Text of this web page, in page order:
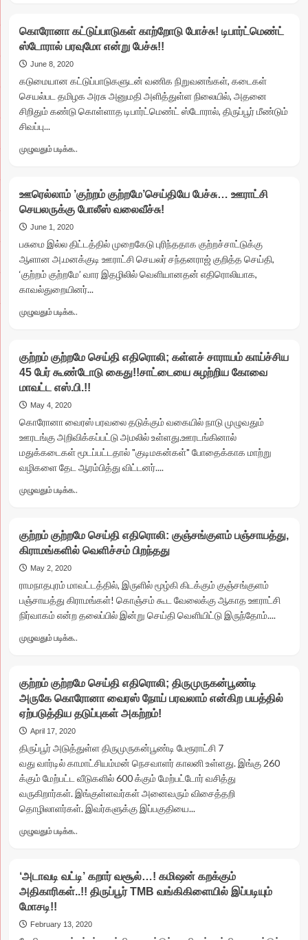
கொரொனாவை
விட
கொடிய
சாத்தான்குளத்தில்
“இரண்டு
சாத்தான்களின்
அடங்காத
உயிரை
தந்ததா
சட்டம்?
கொரோனா கட்டுப்பாடுகள் காற்றோடு போச்சு! டிபார்ட்மெண்ட்
ஸ்டோரால் பரவுமோ என்று பேச்சு!!
June 8, 2020
கடுமையான கட்டுப்பாடுகளுடன் வணிக நிறுவனங்கள், கடைகள்
செயல்பட தமிழக அரசு அனுமதி அளித்துள்ள நிலையில், அதனை
சிறிதும் கண்டு கொள்ளாத டிபார்ட்மெண்ட் ஸ்டோரால், திருப்பூர் மீண்டும்
சிவப்பு...
முழுவதும் படிக்க..
கொரோனா
கட்டுப்பாடுகள்
காற்றோடு
டிபார்ட்மெண்ட்
ஸ்டோரால்
பரவுமோ
என்று
பேச்சு!!
ஊரெல்லாம் ’குற்றம் குற்றமே’செய்தியே பேச்சு… ஊராட்சி
செயலருக்கு போலீஸ் வலைவீச்சு!
June 1, 2020
பசுமை இல்ல திட்டத்தில் முறைகேடு புரிந்ததாக குற்றச்சாட்டுக்கு
ஆளான அ.மனக்குடி ஊராட்சி செயலர் சந்தனராஜ் குறித்த செய்தி,
‘குற்றம் குற்றமே’ வார இதழிலில் வெளியானதன் எதிரொலியாக,
காவல்துறையினர்...
முழுவதும் படிக்க..
ஊரெல்லாம்
’குற்றம்
குற்றமே’செய்தியே
பேச்சு…
போலீஸ்
வலைவீச்சு!
குற்றம் குற்றமே செய்தி எதிரொலி; கள்ளச் சாராயம் காய்ச்சிய
45 பேர் கூண்டோடு கைது!!சாட்டையை சுழற்றிய கோவை
மாவட்ட எஸ்.பி.!!
May 4, 2020
கொரோனா வைரஸ் பரவலை தடுக்கும் வகையில் நாடு முழுவதும்
ஊரடங்கு அறிவிக்கப்பட்டு அமலில் உள்ளது.ஊரடங்கினால்
மதுக்கடைகள் மூடப்பட்டதால் "குடிமகன்கள்" போதைக்காக மாற்று
வழிகளை தேட ஆரம்பித்து விட்டனர்....
முழுவதும் படிக்க..
குற்றமே
செய்தி
கள்ளச்
சாராயம்
காய்ச்சிய
45
சுழற்றிய
கோவை
மாவட்ட
குற்றம் குற்றமே செய்தி எதிரொலி: குஞ்சங்குளம் பஞ்சாயத்து,
கிராமங்களில் வெளிச்சம் பிறந்தது
May 2, 2020
ராமநாதபுரம் மாவட்டத்தில், இருளில் மூழ்கி கிடக்கும் குஞ்சங்குளம்
பஞ்சாயத்து கிராமங்கள்! கொஞ்சம் கூட வேலைக்கு ஆகாத ஊராட்சி
நிர்வாகம் என்ற தலைப்பில் இன்று செய்தி வெளியிட்டு இருந்தோம்....
முழுவதும் படிக்க..
குற்றமே
செய்தி
எதிரொலி:
கிராமங்களில்
வெளிச்சம்
பிறந்தது
குற்றம் குற்றமே செய்தி எதிரொலி; திருமுருகன்பூண்டி
அருகே கொரோனா வைரஸ் நோய் பரவலாம் என்கிற பயத்தில்
ஏற்படுத்திய தடுப்புகள் அகற்றம்!
April 17, 2020
திருப்பூர் அடுத்துள்ள திருமுருகன்பூண்டி பேரூராட்சி 7
வது வார்டில் காமாட்சியம்மன் நெசவாளர் காலனி உள்ளது. இங்கு 260
க்கும் மேற்பட்ட வீடுகளில் 600 க்கும் மேற்பட்டோர் வசித்து
வருகிறார்கள். இங்குள்ளவர்கள் அனைவரும் விசைத்தறி
தொழிலாளர்கள். இவர்களுக்கு இப்பகுதியை...
முழுவதும் படிக்க..
குற்றமே
செய்தி
திருமுருகன்பூண்டி
‘அடாவடி வட்டி’ கறார் வசூல்…! கமிஷன் கறக்கும்
அதிகாரிகள்..!! திருப்பூர் TMB வங்கிகிளையில் இப்படியும்
மோசடி!!
February 13, 2020